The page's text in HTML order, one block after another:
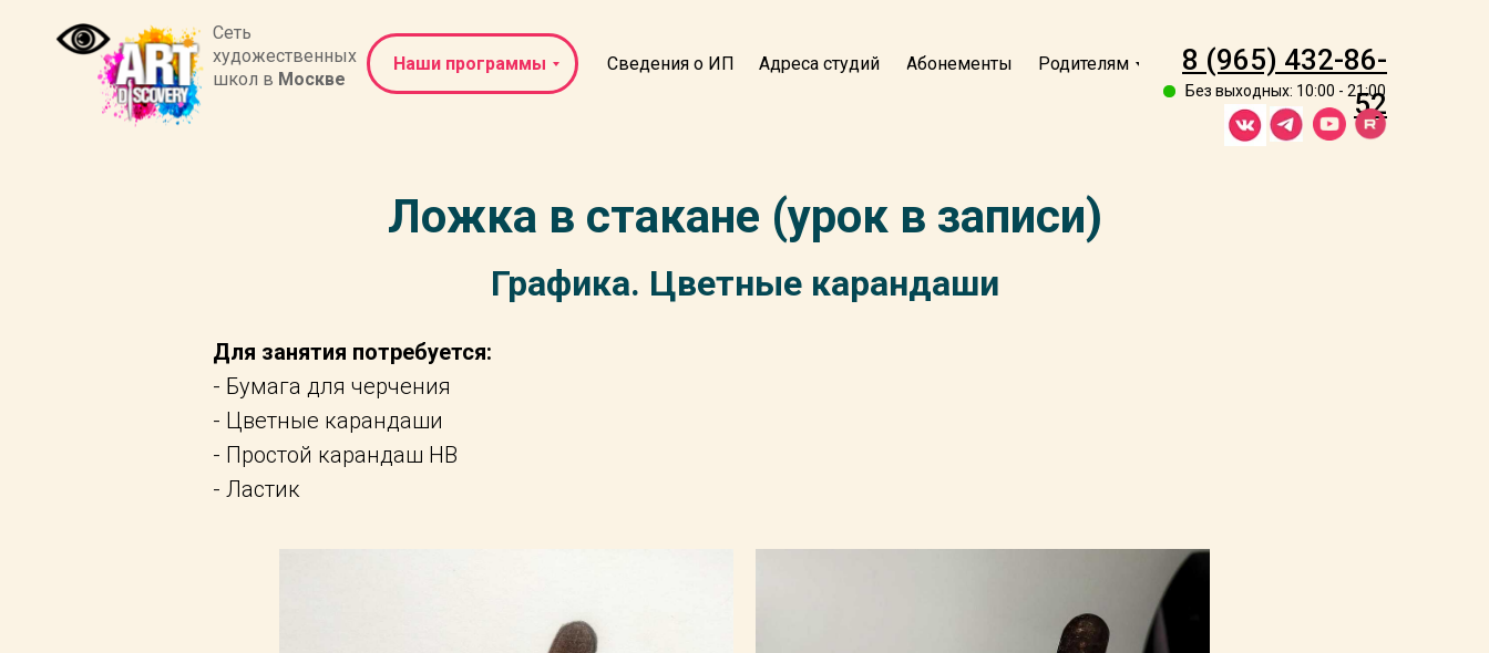
8 (965) 432-86-
52
Без выходных: 10:00 - 21:00
Сеть
художественных
школ в Москве
Адреса студий
Сведения о ИП Абонементы Родителям
Наши программы
Ложка в стакане (урок в записи)
Графика. Цветные карандаши
Для занятия потребуется:
- Бумага для черчения
- Цветные карандаши
- Простой карандаш НВ
- Ластик